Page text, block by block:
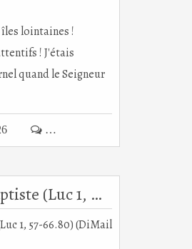
lointaines !
! J'étais
quand le Seigneur
 …
24 juin St Jean-Baptiste (Luc 1, 57-66.80) (DiMail 273)